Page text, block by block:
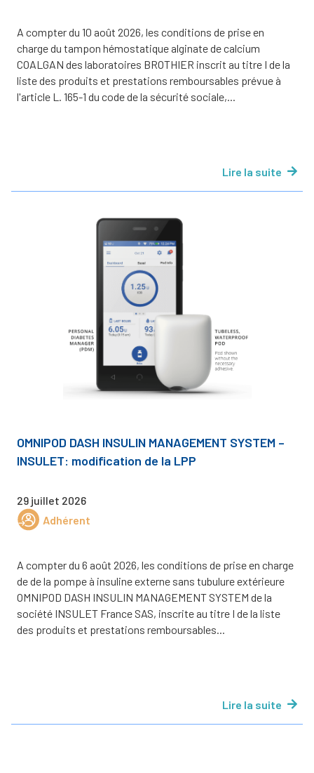
A compter du 10 août 2026, les conditions de prise en
charge du tampon hémostatique alginate de calcium
COALGAN des laboratoires BROTHIER inscrit au titre I de la
liste des produits et prestations remboursables prévue à
l'article L. 165-1 du code de la sécurité sociale,...
Lire la suite
OMNIPOD DASH INSULIN MANAGEMENT SYSTEM –
INSULET: modification de la LPP
29 juillet 2026
Adhérent
A compter du 6 août 2026, les conditions de prise en charge
de de la pompe à insuline externe sans tubulure extérieure
OMNIPOD DASH INSULIN MANAGEMENT SYSTEM de la
société INSULET France SAS, inscrite au titre I de la liste
des produits et prestations remboursables...
Lire la suite